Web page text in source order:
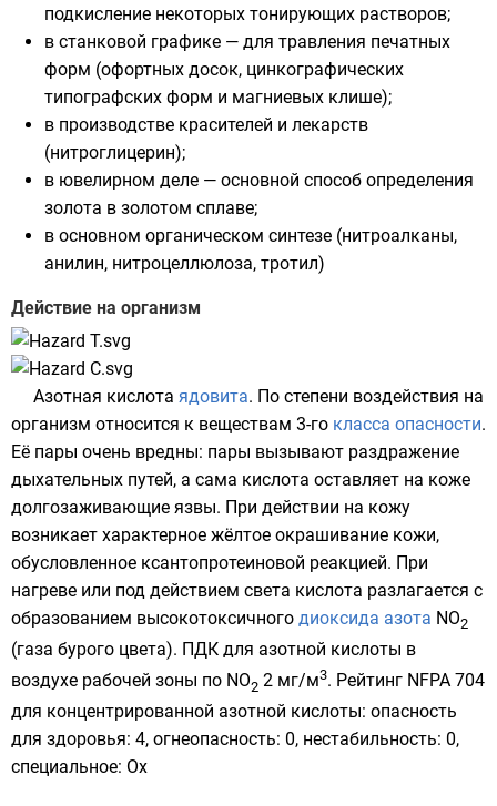
подкисление некоторых тонирующих растворов;
в станковой графике — для травления печатных
форм (офортных досок, цинкографических
типографских форм и магниевых клише);
в производстве красителей и лекарств
(нитроглицерин);
в ювелирном деле — основной способ определения
золота в золотом сплаве;
в основном органическом синтезе (нитроалканы,
анилин, нитроцеллюлоза, тротил)
Действие на организм
Азотная кислота ядовита. По степени воздействия на
организм относится к веществам 3-го класса опасности.
Её пары очень вредны: пары вызывают раздражение
дыхательных путей, а сама кислота оставляет на коже
долгозаживающие язвы. При действии на кожу
возникает характерное жёлтое окрашивание кожи,
обусловленное ксантопротеиновой реакцией. При
нагреве или под действием света кислота разлагается с
образованием высокотоксичного диоксида азота NO2
(газа бурого цвета). ПДК для азотной кислоты в
воздухе рабочей зоны по NO2 2 мг/м3. Рейтинг NFPA 704
для концентрированной азотной кислоты: опасность
для здоровья: 4, огнеопасность: 0, нестабильность: 0,
специальное: Ox